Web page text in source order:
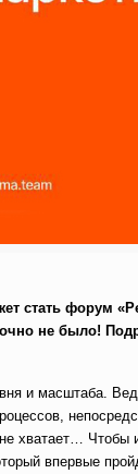
стать форум
не было!
и масштаба.
хватает…
впервые